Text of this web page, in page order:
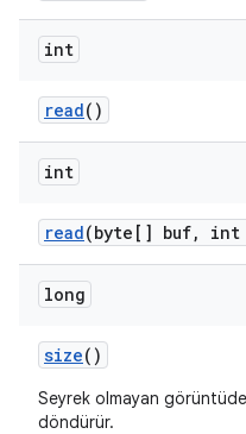
int
read()
int
read(byte[] buf, int
long
size()
Seyrek olmayan
döndürür.